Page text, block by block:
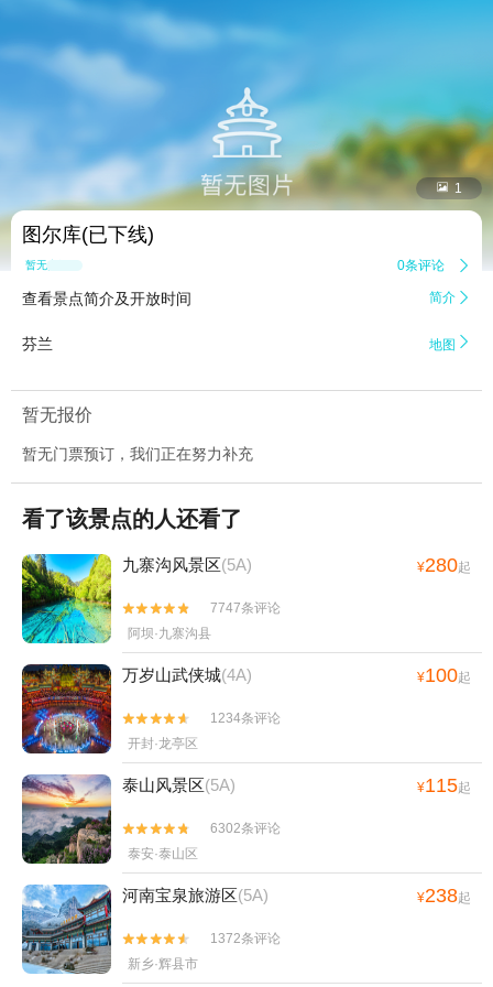
 1
图尔库(已下线)
暂无点评 0条评论 
查看景点简介及开放时间 简介 
芬兰 地图 
暂无报价
暂无门票预订，我们正在努力补充
看了该景点的人还看了
九寨沟风景区(5A) ¥280起


7747条评论
阿坝·九寨沟县
万岁山武侠城(4A) ¥100起


1234条评论
开封·龙亭区
泰山风景区(5A) ¥115起


6302条评论
泰安·泰山区
河南宝泉旅游区(5A) ¥238起


1372条评论
新乡·辉县市